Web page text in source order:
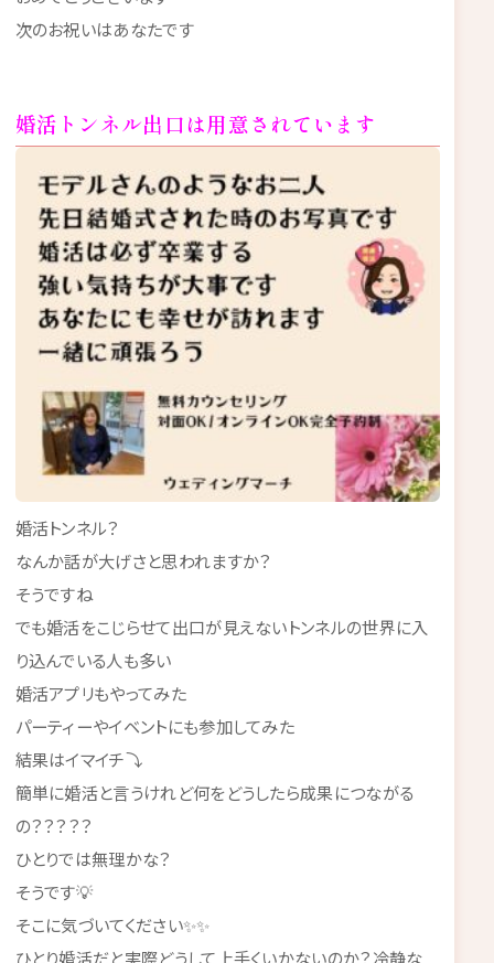
次のお祝いはあなたです
婚活トンネル出口は用意されています
婚活トンネル？
なんか話が大げさと思われますか？
そうですね
でも婚活をこじらせて出口が見えないトンネルの世界に入
り込んでいる人も多い
婚活アプリもやってみた
パーティーやイベントにも参加してみた
結果はイマイチ⤵
簡単に婚活と言うけれど何をどうしたら成果につながる
の？？？？？
ひとりでは無理かな？
そうです💡
そこに気づいてください✨✨
ひとり婚活だと実際どうして上手くいかないのか？冷静な